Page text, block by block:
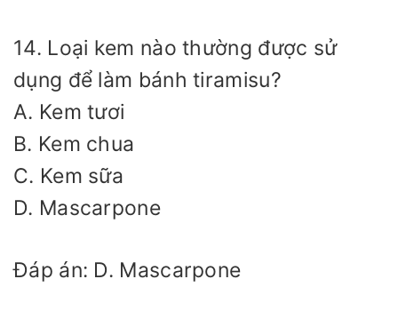
14. Loại kem nào thường được sử
dụng để làm bánh tiramisu?
A. Kem tươi
B. Kem chua
C. Kem sữa
D. Mascarpone
Đáp án: D. Mascarpone